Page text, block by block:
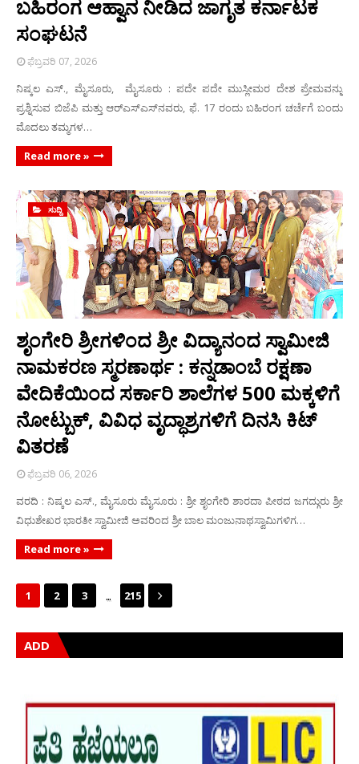
ಬಹಿರಂಗ ಆಹ್ವಾನ ನೀಡಿದ ಜಾಗೃತ ಕರ್ನಾಟಕ
ಸಂಘಟನೆ
ಫೆಬ್ರವರಿ 07, 2026
ನಿಷ್ಕಲ ಎಸ್., ಮೈಸೂರು, ಮೈಸೂರು : ಪದೇ ಪದೇ ಮುಸ್ಲೀಮರ ದೇಶ ಪ್ರೇಮವನ್ನು
ಪ್ರಶ್ನಿಸುವ ಬಿಜೆಪಿ ಮತ್ತು ಆರ್‌ಎಸ್‌ಎಸ್‌ನವರು, ಫೆ. 17 ರಂದು ಬಹಿರಂಗ ಚರ್ಚೆಗೆ ಬಂದು
ಮೊದಲು ತಮ್ಮಗಳ…
Read more »
ಸುದ್ದಿ
ಶೃಂಗೇರಿ ಶ್ರೀಗಳಿಂದ ಶ್ರೀ ವಿದ್ಯಾನಂದ ಸ್ವಾಮೀಜಿ
ನಾಮಕರಣ ಸ್ಮರಣಾರ್ಥ : ಕನ್ನಡಾಂಬೆ ರಕ್ಷಣಾ
ವೇದಿಕೆಯಿಂದ ಸರ್ಕಾರಿ ಶಾಲೆಗಳ 500 ಮಕ್ಕಳಿಗೆ
ನೋಟ್ಬುಕ್, ವಿವಿಧ ವೃದ್ಧಾಶ್ರಗಳಿಗೆ ದಿನಸಿ ಕಿಟ್
ವಿತರಣೆ
ಫೆಬ್ರವರಿ 06, 2026
ವರದಿ : ನಿಷ್ಕಲ ಎಸ್‌., ಮೈಸೂರು ಮೈಸೂರು : ಶ್ರೀ ಶೃಂಗೇರಿ ಶಾರದಾ ಪೀಠದ ಜಗದ್ಗುರು ಶ್ರೀ
ವಿಧುಶೇಖರ ಭಾರತೀ ಸ್ವಾಮೀಜಿ ಅವರಿಂದ ಶ್ರೀ ಬಾಲ ಮಂಜುನಾಥಸ್ವಾಮಿಗಳಿಗ…
Read more »
1 2 3 ... 215
ADD